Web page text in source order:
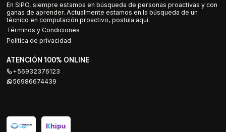
En SIPO, siempre estamos en búsqueda de personas proactivas y con
ganas de aprender. Actualmente estamos en la búsqueda de un
técnico en computación proactivo, postula aquí.
Términos y Condiciones
Política de privacidad
ATENCIÓN 100% ONLINE
+56932376123
56986674439